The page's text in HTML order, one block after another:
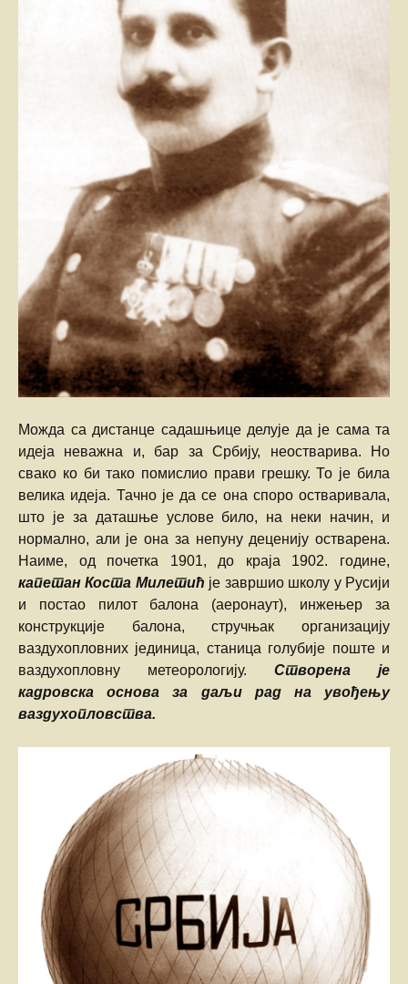
Можда са дистанце садашњице делује да је сама та
идеја неважна и, бар за Србију, неостварива. Но
свако ко би тако помислио прави грешку. То је била
велика идеја. Тачно је да се она споро остваривала,
што је за даташње услове било, на неки начин, и
нормално, али је она за непуну деценију остварена.
Наиме, од почетка 1901, до краја 1902. године,
капетан Коста Милетић је завршио школу у Русији
и постао пилот балона (аеронаут), инжењер за
конструкције балона, стручњак организацију
ваздухопловних јединица, станица голубије поште и
ваздухопловну метеорологију. Створена је
кадровска основа за даљи рад на увођењу
ваздухопловства.